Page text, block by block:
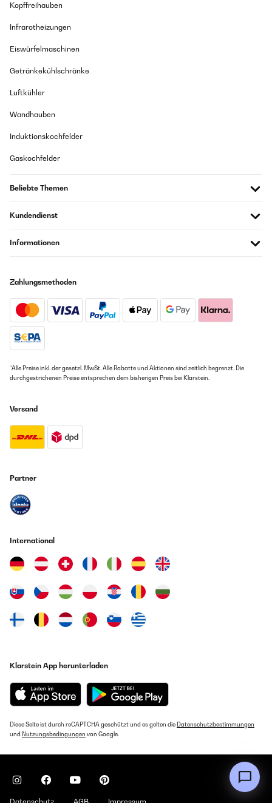
Kopffreihauben
Infrarotheizungen
Eiswürfelmaschinen
Getränkekühlschränke
Luftkühler
Wandhauben
Induktionskochfelder
Gaskochfelder
Beliebte Themen
Kundendienst
Informationen
Zahlungsmethoden
*Alle Preise inkl. der gesetzl. MwSt. Alle Rabatte und Aktionen sind zeitlich begrenzt. Die
durchgestrichenen Preise entsprechen dem bisherigen Preis bei Klarstein.
Versand
Partner
International
Klarstein App herunterladen
Diese Seite ist durch reCAPTCHA geschützt und es gelten die Datenschutzbestimmungen
und Nutzungsbedingungen von Google.